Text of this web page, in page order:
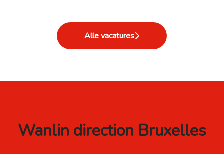
Alle vacatures
Wanlin direction Bruxelles